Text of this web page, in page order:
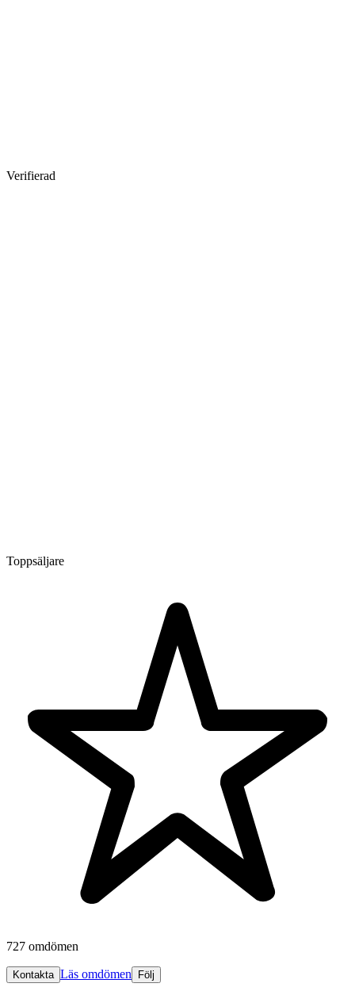
Verifierad
Toppsäljare
727 omdömen
Kontakta Läs omdömen Följ